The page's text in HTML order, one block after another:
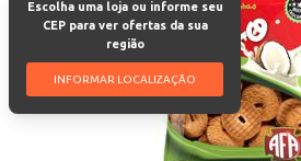
Escolha uma loja ou informe seu
CEP para ver ofertas da sua
região
INFORMAR LOCALIZAÇÃO